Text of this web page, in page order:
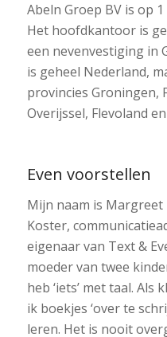
Abeln Groep BV is op
Het hoofdkantoor is
een nevenvestiging in
is geheel Nederland,
provincies Groningen,
Overijssel, Flevoland
Even voorstellen
Mijn naam is Margreet
Koster,
eigenaar van Text &
moeder van twee
heb ‘iets’ met taal.
ik boekjes ‘over te
leren. Het is nooit